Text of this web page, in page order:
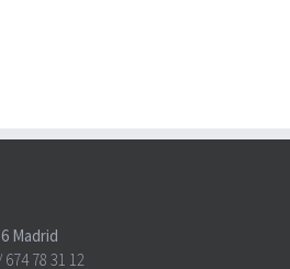
Madrid
674 78 31 12